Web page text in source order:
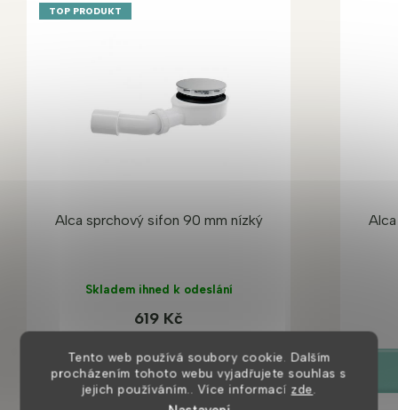
Tento web používá soubory cookie. Dalším
procházením tohoto webu vyjadřujete souhlas s
jejich používáním.. Více informací zde.
TOP PRODUKT
Alca sprchový sifon 90 mm nízký
Skladem ihned k odeslání
619 Kč
DETAIL